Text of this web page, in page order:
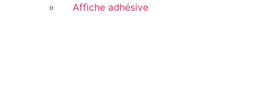
Affiche adhésive